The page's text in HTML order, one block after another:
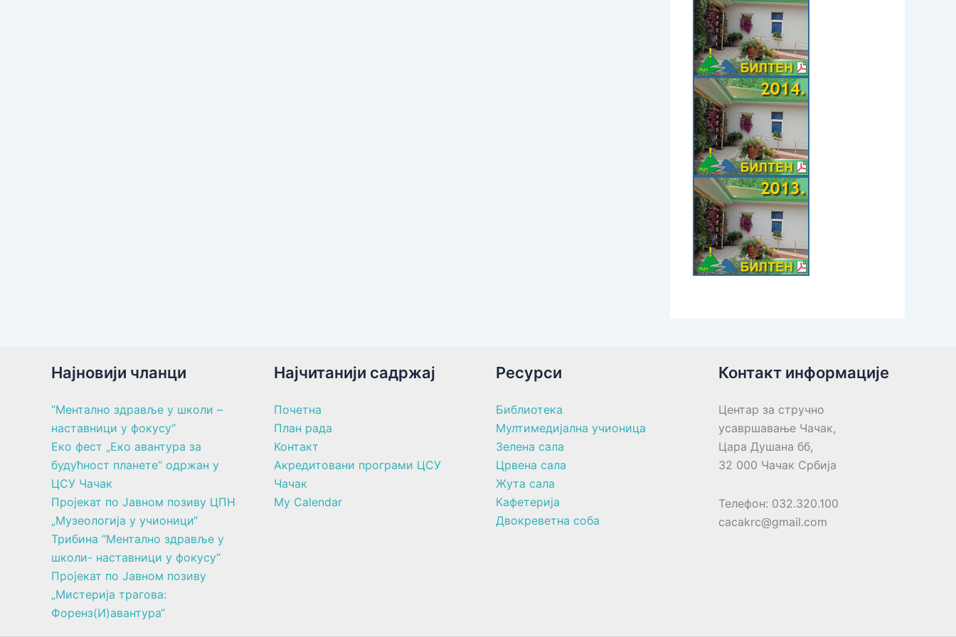
Најновији чланци
“Ментално здравље у школи –
наставници у фокусу“
Еко фест „Еко авантура за
будућност планете“ одржан у
ЦСУ Чачак
Пројекат по Јавном позиву ЦПН
„Музеологија у учионици“
Трибина “Ментално здравље у
школи- наставници у фокусу“
Пројекат по Јавном позиву
„Мистерија трагова:
Форенз(И)авантура“
Најчитанији садржај
Почетна
План рада
Контакт
Акредитовани програми ЦСУ
Чачак
My Calendar
Ресурси
Библиотека
Мултимедијална учионица
Зелена сала
Црвена сала
Жута сала
Кафетерија
Двокреветна соба
Контакт информације
Центар за стручно
усавршавање Чачак,
Цара Душана бб,
32 000 Чачак Србија
Телефон: 032.320.100
cacakrc@gmail.com